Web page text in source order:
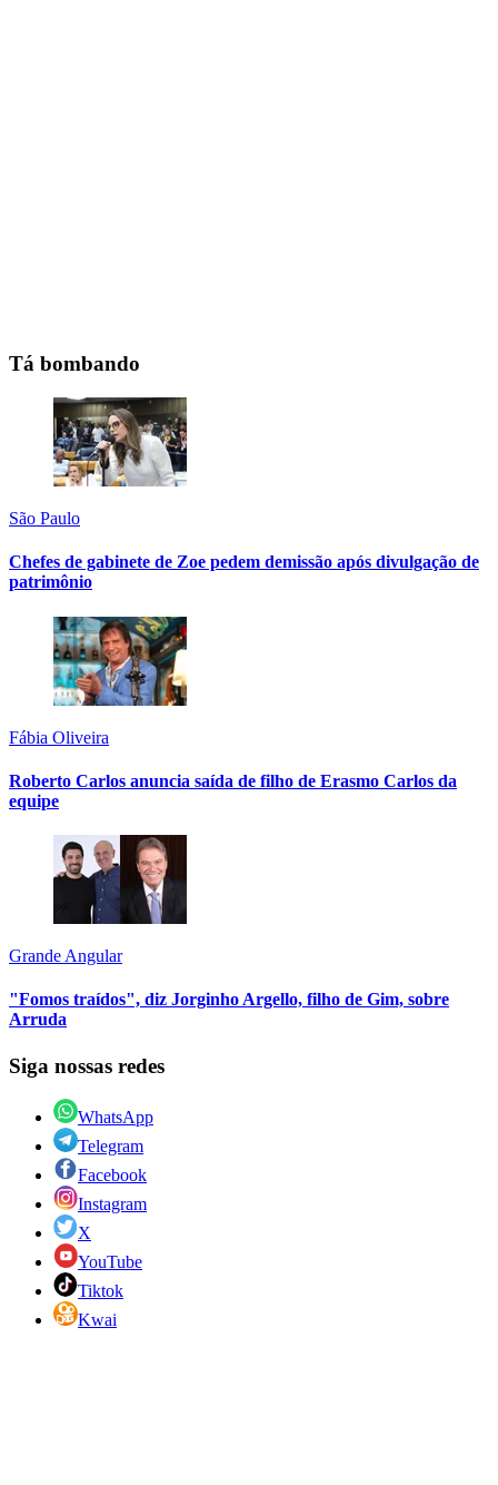
Tá bombando
São Paulo
Chefes de gabinete de Zoe pedem demissão após divulgação de
patrimônio
Fábia Oliveira
Roberto Carlos anuncia saída de filho de Erasmo Carlos da
equipe
Grande Angular
"Fomos traídos", diz Jorginho Argello, filho de Gim, sobre
Arruda
Siga nossas redes
WhatsApp
Telegram
Facebook
Instagram
X
YouTube
Tiktok
Kwai